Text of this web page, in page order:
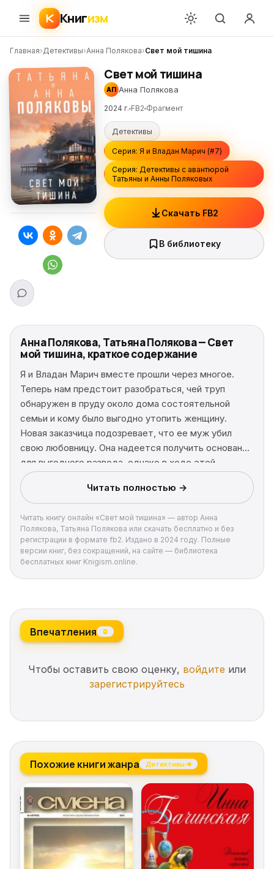
Книгизм
Главная›Детективы›Анна Полякова›Свет мой тишина
Свет мой тишина
АП Анна Полякова
2024 г. FB2 Фрагмент
Детективы
Серия: Я и Владан Марич (#7)
Серия: Детективы с авантюрой
Татьяны и Анны Поляковых
Скачать FB2
В библиотеку
Анна Полякова, Татьяна Полякова — Свет
мой тишина, краткое содержание
Я и Владан Марич вместе прошли через многое.
Теперь нам предстоит разобраться, чей труп
обнаружен в пруду около дома состоятельной
семьи и кому было выгодно утопить женщину.
Новая заказчица подозревает, что ее муж убил
свою любовницу. Она надеется получить основания
для выгодного развода, однако в ходе этой
истории легко приобрести только ночные
кошмары…
Читать полностью →
Читать книгу онлайн «Свет мой тишина» — автор Анна
Полякова, Татьяна Полякова или скачать бесплатно и без
регистрации в формате fb2. Издано в 2024 году. Полные
версии книг, без сокращений, на сайте — библиотека
бесплатных книг Knigism.online.
Впечатления 0
Чтобы оставить свою оценку, войдите или
зарегистрируйтесь
Похожие книги жанра Детективы →